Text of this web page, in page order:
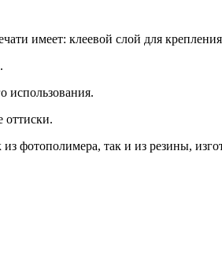
имеет: клеевой слой для
использования.
оттиски.
фотополимера, так и из резины,